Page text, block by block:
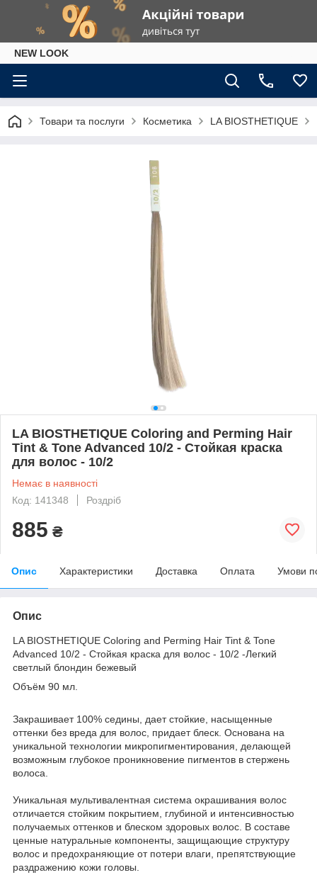
NEW LOOK
Товари та послуги Косметика LA BIOSTHETIQUE
LA BIOSTHETIQUE Coloring and Perming Hair
Tint & Tone Advanced 10/2 - Стойкая краска
для волос - 10/2
Немає в наявності
Код: 141348
Роздріб
885 ₴
Опис Характеристики Доставка Оплата Умови
Опис
LA BIOSTHETIQUE Coloring and Perming Hair Tint & Tone
Advanced 10/2 - Стойкая краска для волос - 10/2 -Легкий
светлый блондин бежевый
Объём 90 мл.
Закрашивает 100% седины, дает стойкие, насыщенные
оттенки без вреда для волос, придает блеск. Основана на
уникальной технологии микропигментирования, делающей
возможным глубокое проникновение пигментов в стержень
волоса.
Уникальная мультивалентная система окрашивания волос
отличается стойким покрытием, глу­биной и интенсивностью
получаемых оттенков и блеском здоровых волос. В составе
ценные натуральные компоненты, защищающие структуру
волос и предохраняющие от потери влаги, препятствующие
раздражению кожи головы.